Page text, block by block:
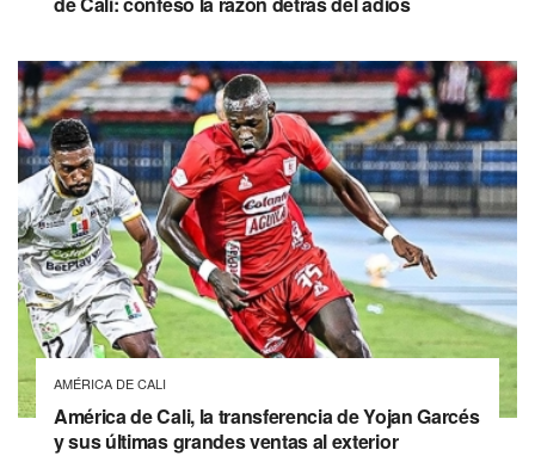
AMÉRICA DE CALI
América de Cali, la transferencia de Yojan Garcés
y sus últimas grandes ventas al exterior